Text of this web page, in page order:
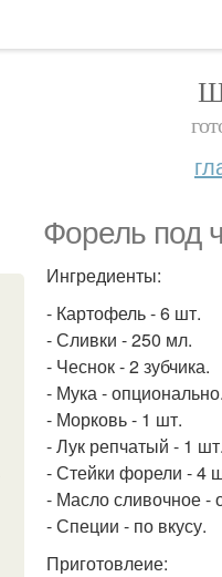
Форель под
Ингредиенты:
- Картофель - 6 шт.
- Сливки - 250 мл.
- Чеснок - 2 зубчика.
- Мука - опционально.
- Морковь - 1 шт.
- Лук репчатый - 1 шт.
- Стейки форели - 4
- Масло сливочное -
- Специи - по вкусу.
Приготовлеие: